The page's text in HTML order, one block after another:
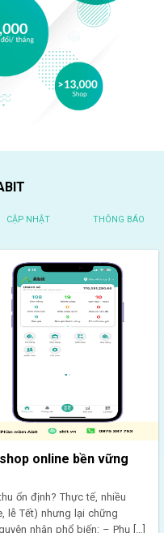
CẬP NHẬT THÔNG BÁO
online bền vững
ổn định? Thực tế, nhiều
lễ Tết) nhưng lại chững
nhân phổ biến: – Phụ […]